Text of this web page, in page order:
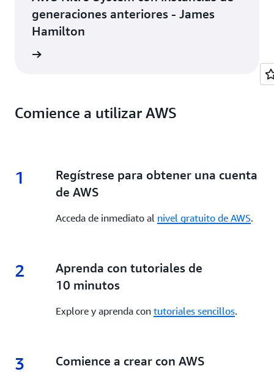
generaciones anteriores - James
Hamilton
Comience a utilizar AWS
1 1.
Regístrese para obtener una cuenta
de AWS
Acceda de inmediato al nivel gratuito de AWS.
2 2.
Aprenda con tutoriales de
10 minutos
Explore y aprenda con tutoriales sencillos.
3 3.
Comience a crear con AWS